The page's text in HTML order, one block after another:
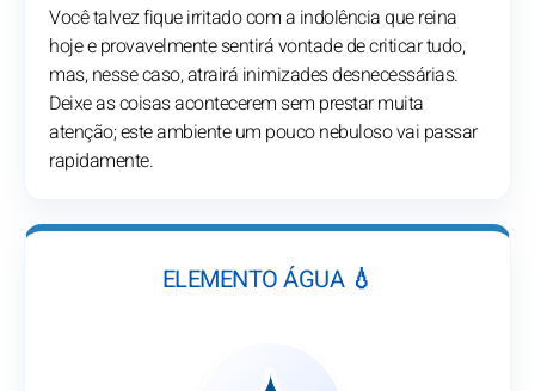
Você talvez fique irritado com a indolência que reina
hoje e provavelmente sentirá vontade de criticar tudo,
mas, nesse caso, atrairá inimizades desnecessárias.
Deixe as coisas acontecerem sem prestar muita
atenção; este ambiente um pouco nebuloso vai passar
rapidamente.
ELEMENTO ÁGUA 💧